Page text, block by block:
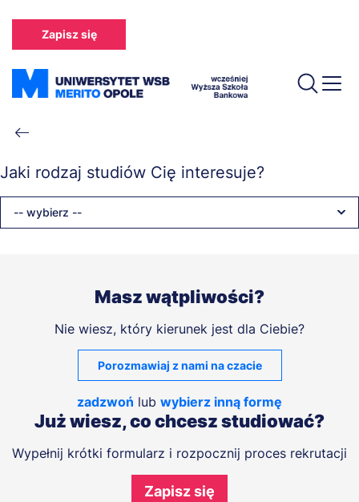
treści
Zapisz się
Ścieżka
nawigacyjna
Jaki rodzaj studiów Cię interesuje?
-- wybierz --
Masz wątpliwości?
Nie wiesz, który kierunek jest dla Ciebie?
Porozmawiaj z nami na czacie
zadzwoń lub wybierz inną formę
Już wiesz, co chcesz studiować?
Wypełnij krótki formularz i rozpocznij proces rekrutacji
Zapisz się